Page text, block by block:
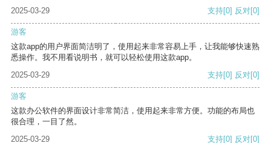
2025-03-29 支持[0] 反对[0]
游客
这款app的用户界面简洁明了，使用起来非常容易上手，让我能够快速熟
悉操作。我不用看说明书，就可以轻松使用这款app。
2025-03-29
支持[0] 反对[0]
游客
这款办公软件的界面设计非常简洁，使用起来非常方便。功能的布局也
很合理，一目了然。
2025-03-29
支持[0] 反对[0]